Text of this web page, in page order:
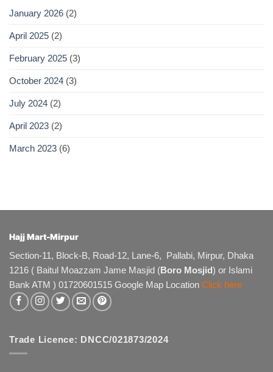
January 2026 (2)
April 2025 (2)
February 2025 (3)
October 2024 (3)
July 2024 (2)
April 2023 (2)
March 2023 (6)
Hajj Mart-Mirpur
Section-11, Block-B, Road-12, Lane-6, Pallabi, Mirpur, Dhaka
1216 ( Baitul Moazzam Jame Masjid (Boro Mosjid) or Islami
Bank ATM ) 01720601515 Google Map Location Click here
Trade Licence: DNCC/021873/2024